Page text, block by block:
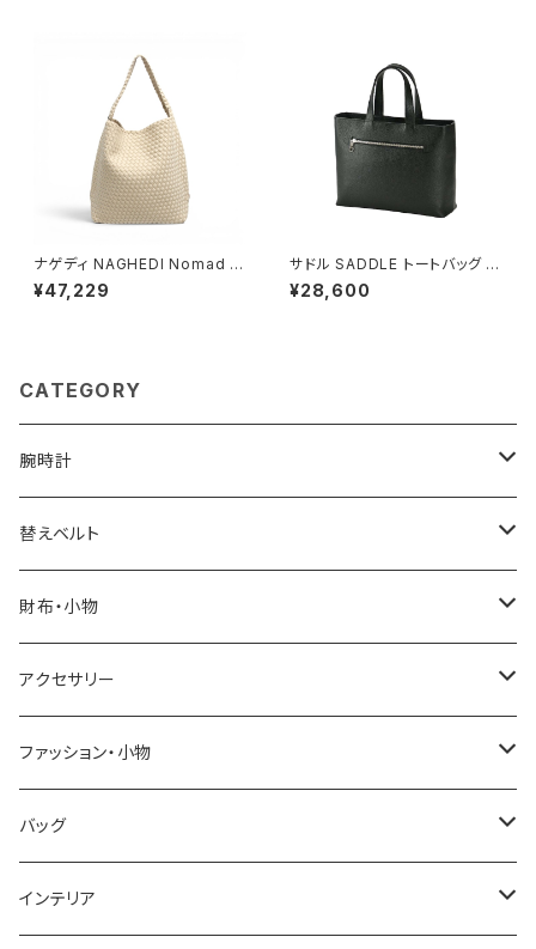
ナゲディ NAGHEDI Nomad M
edium Hobo ノマド・ミディア
ム・ホーボーバッグ sn04023l
¥47,229
サドル SADDLE トートバッグ ミ
ニトート 牛革 本革 日本製 姫路
産 自立 53447-1h メンズ レデ
¥28,600
CATEGORY
腕時計
ELGIN
SALVATORE MARRA
CASIO
GRANDEUR
COGU
GAGA MILANO
替えベルト
COACH
DANIEL WELLINGTON
LACOSTE
DIESEL
MICHAEL KORS
財布・小物
SONNE
DUCT
TRANSNUMBER
SAAMA HOMME
アクセサリー
GUCCI
TIFFANY&CO
FOLLI FOLLIE
ファッション・小物
DAKS
栃木レザー
バッグ
MANHATTAN PORTAGE
インテリア